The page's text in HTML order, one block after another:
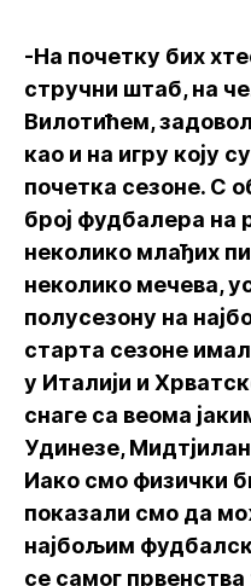
-На почетку бих
стручни штаб, на
Вилотићем,
као и на игру коју
почетка сезоне. С
број фудбалера на
неколико млађих
неколико мечева,
полусезону на
старта сезоне
у Италији и
снаге са веома
Удинезе,
Иако смо физички
показали смо да
најбољим
се самог